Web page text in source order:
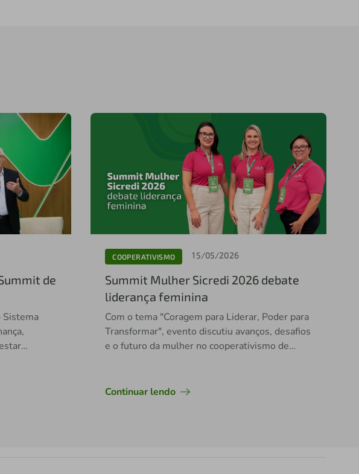
de
Sistema
COOPERATIVISMO 15/05/2026
Summit Mulher Sicredi 2026 debate
liderança feminina
Com o tema "Coragem para Liderar, Poder para
Transformar", evento discutiu avanços, desafios
e o futuro da mulher no cooperativismo de
2026
Continuar lendo